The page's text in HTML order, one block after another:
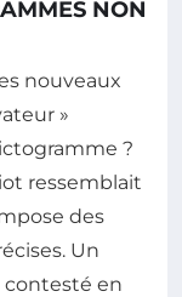
NON
nouveaux
»
?
ressemblait
des
Un
en